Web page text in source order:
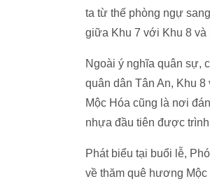
ta từ thế phòng ngự
giữa Khu 7 với Khu 8 và
Ngoài ý nghĩa quân sự,
quân dân Tân An, Khu
Mộc Hóa cũng là nơi
nhựa đầu tiên được
Phát biểu tại buổi lễ,
về thăm quê hương